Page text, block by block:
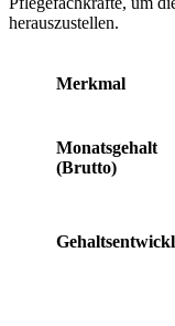
herauszustellen.
Merkmal
Monatsgehalt
(Brutto)